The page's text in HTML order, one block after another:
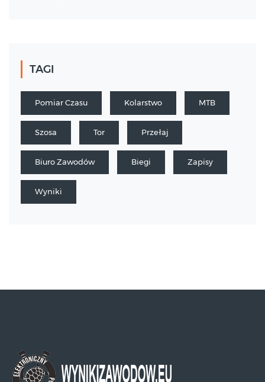
TAGI
Pomiar Czasu Kolarstwo MTB
Szosa Tor Przełaj
Biuro Zawodów Biegi Zapisy
Wyniki